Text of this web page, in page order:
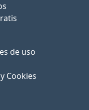
de uso
Cookies